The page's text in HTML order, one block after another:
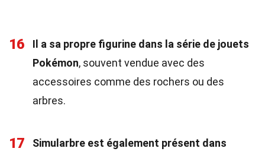
16
Il a sa propre figurine dans la série de jouets
Pokémon, souvent vendue avec des
accessoires comme des rochers ou des
arbres.
17
Simularbre est également présent dans